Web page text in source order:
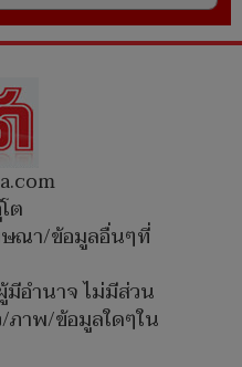
ต
ณา/ข้อมูลอื่นๆที่
มีอำนาจ ไม่มีส่วน
/ภาพ/ข้อมูลใดๆใน